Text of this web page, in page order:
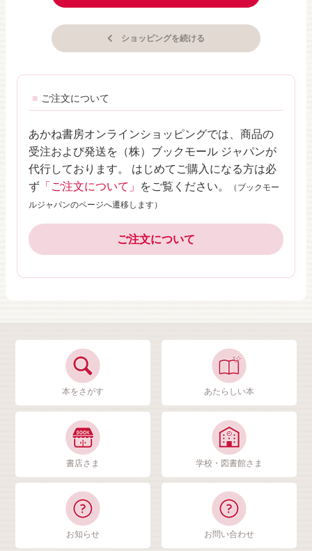
ショッピングを続ける
ご注文について
あかね書房オンラインショッピングでは、商品の
受注および発送を（株）ブックモール ジャパンが
代行しております。 はじめてご購入になる方は必
ず 「ご注文について」 をご覧ください。
（ブックモー
ルジャパンのページへ遷移します）
ご注文について
本をさがす あたらしい本
書店さま 学校・図書館さま
お知らせ お問い合わせ